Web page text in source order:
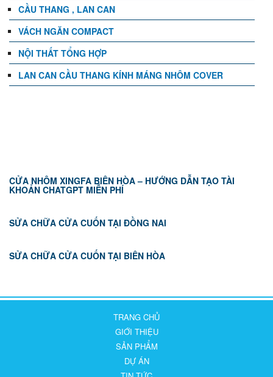
CẦU THANG , LAN CAN
VÁCH NGĂN COMPACT
NỘI THẤT TỔNG HỢP
LAN CAN CẦU THANG KÍNH MÁNG NHÔM COVER
CỬA NHÔM XINGFA BIÊN HÒA – HƯỚNG DẪN TẠO TÀI
KHOẢN CHATGPT MIỄN PHÍ
SỬA CHỮA CỬA CUỐN TẠI ĐỒNG NAI
SỬA CHỮA CỬA CUỐN TẠI BIÊN HÒA
TRANG CHỦ
GIỚI THIỆU
SẢN PHẨM
DỰ ÁN